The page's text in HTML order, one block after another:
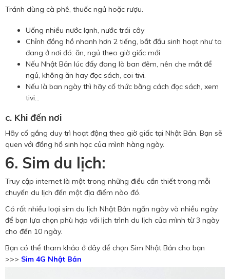
Tránh dùng cà phê, thuốc ngủ hoặc rượu.
Uống nhiều nước lạnh, nước trái cây
Chỉnh đồng hồ nhanh hơn 2 tiếng, bắt đầu sinh hoạt như ta
đang ở nơi đó: ăn, ngủ theo giờ giấc mới
Nếu Nhật Bản lúc đấy đang là ban đêm, nên che mắt để
ngủ, không ăn hay đọc sách, coi tivi.
Nếu là ban ngày thì hãy cố thức bằng cách đọc sách, xem
tivi...
c. Khi đến nơi
Hãy cố gắng duy trì hoạt động theo giờ giấc tại Nhật Bản. Bạn sẽ
quen với đồng hồ sinh học của mình hàng ngày.
6. Sim du lịch:
Truy cập internet là một trong những điều cần thiết trong mỗi
chuyến du lịch đến một địa điểm nào đó.
Có rất nhiều loại sim du lịch Nhật Bản ngắn ngày và nhiều ngày
để bạn lựa chọn phù hợp với lịch trình du lịch của mình từ 3 ngày
cho đến 10 ngày.
Bạn có thể tham khảo ở đây để chọn Sim Nhật Bản cho bạn
>>> Sim 4G Nhật Bản